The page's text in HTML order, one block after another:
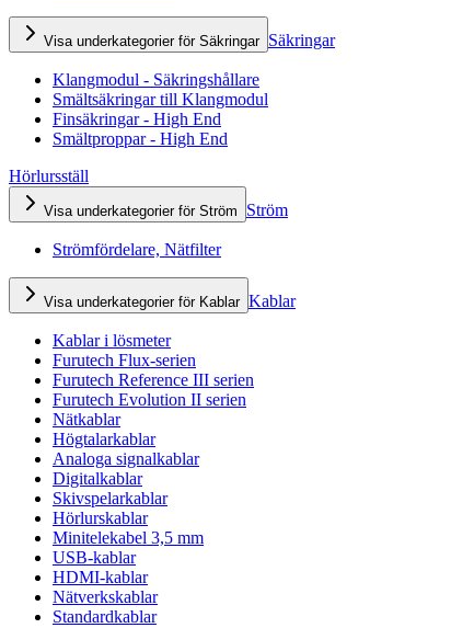
Visa underkategorier för Säkringar Säkringar
Klangmodul - Säkringshållare
Smältsäkringar till Klangmodul
Finsäkringar - High End
Smältproppar - High End
Hörlursställ
Visa underkategorier för Ström Ström
Strömfördelare, Nätfilter
Visa underkategorier för Kablar Kablar
Kablar i lösmeter
Furutech Flux-serien
Furutech Reference III serien
Furutech Evolution II serien
Nätkablar
Högtalarkablar
Analoga signalkablar
Digitalkablar
Skivspelarkablar
Hörlurskablar
Minitelekabel 3,5 mm
USB-kablar
HDMI-kablar
Nätverkskablar
Standardkablar